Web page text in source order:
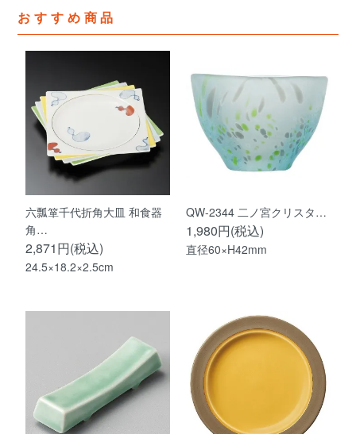
おすすめ商品
六瓢箪千代折角大皿 和食器
角…
2,871円(税込)
24.5×18.2×2.5cm
QW-2344 二ノ宮クリスタ…
1,980円(税込)
直径60×H42mm